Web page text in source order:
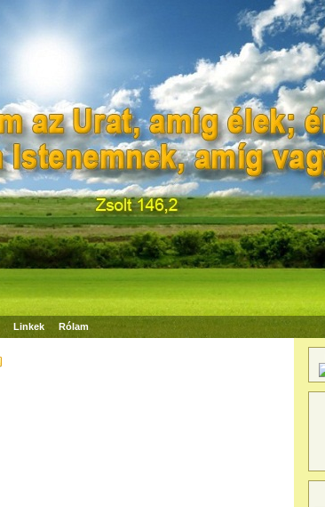
Linkek Rólam